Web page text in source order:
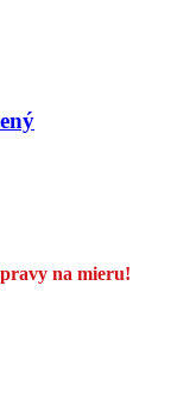
na mieru!